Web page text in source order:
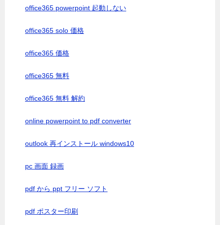
office365 powerpoint 起動しない
office365 solo 価格
office365 価格
office365 無料
office365 無料 解約
online powerpoint to pdf converter
outlook 再インストール windows10
pc 画面 録画
pdf から ppt フリー ソフト
pdf ポスター印刷